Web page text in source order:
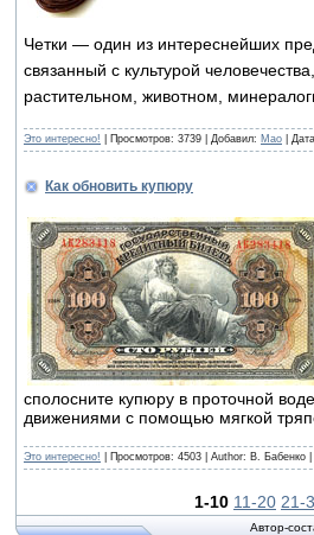
Четки — один из интереснейших
связанный с культурой
растительном, животном,
Это интересно! | Просмотров: 3739 | Добавил: Mao |
Как обновить купюру
сполосните купюру в проточной
движениями с помощью мягкой
Это интересно! | Просмотров: 4503 | Author: В. Бабенко
1-10 11-20 21-
Автор-